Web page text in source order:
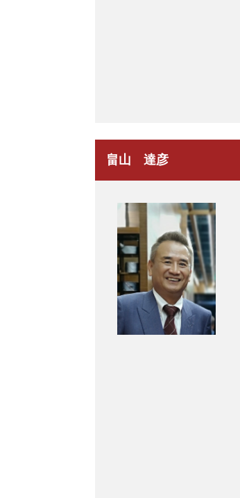
畠山 達彦